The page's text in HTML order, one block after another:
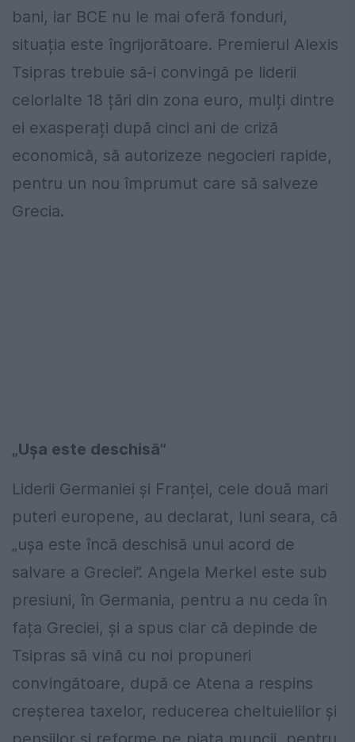
bani, iar BCE nu le mai oferă fonduri,
situația este îngrijorătoare. Premierul Alexis
Tsipras trebuie să-i convingă pe liderii
celorlalte 18 țări din zona euro, mulți dintre
ei exasperați după cinci ani de criză
economică, să autorizeze negocieri rapide,
pentru un nou împrumut care să salveze
Grecia.
„Ușa este deschisă”
Liderii Germaniei și Franței, cele două mari
puteri europene, au declarat, luni seara, că
„ușa este încă deschisă unui acord de
salvare a Greciei”. Angela Merkel este sub
presiuni, în Germania, pentru a nu ceda în
fața Greciei, și a spus clar că depinde de
Tsipras să vină cu noi propuneri
convingătoare, după ce Atena a respins
creșterea taxelor, reducerea cheltuielilor și